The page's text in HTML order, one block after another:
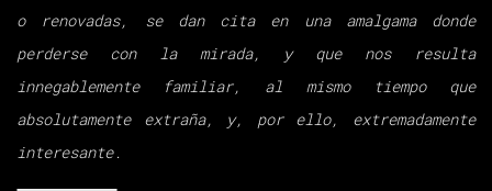
o renovadas, se dan cita en una amalgama donde
perderse con la mirada, y que nos
resulta
innegablemente familiar, al mismo tiempo que
absolutamente extraña, y, por ello, extremadamente
interesante.